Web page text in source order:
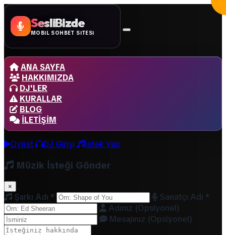
SesliBizde
MOBİL SOHBET SİTESİ
ANA SAYFA
HAKKIMIZDA
DJ'LER
KURALLAR
BLOG
İLETIŞIM
Oynat DJ Girişi İstek Yap
Müzik İsteği Gönder
×
Şarkı Adı * Sanatçı Adı *
Adınız (Opsiyonel)
Mesajınız (Opsiyonel)